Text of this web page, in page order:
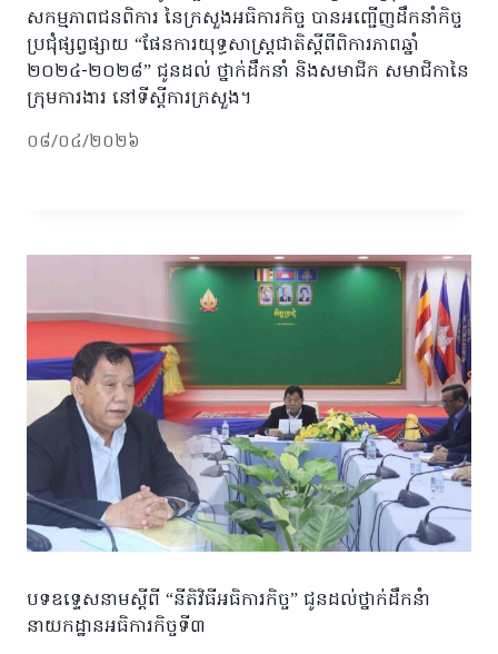
សកម្មភាពជនពិការ នៃក្រសួងអធិការកិច្ច បានអញ្ជើញដឹកនាំកិច្ច
ប្រជុំផ្សព្វផ្សាយ “ផែនការយុទ្ធសាស្ត្រជាតិស្តីពីពិការភាពឆ្នាំ
២០២៤-២០២៨” ជូនដល់ ថ្នាក់ដឹកនាំ និងសមាជិក សមាជិកានៃ
ក្រុមការងារ នៅទីស្តីការក្រសួង។
០៨/០៤/២០២៦
បទឧទ្ទេសនាមស្ដីពី “នីតិវិធីអធិការកិច្ច” ជូនដល់ថ្នាក់ដឹកនំា
នាយកដ្ឋានអធិការកិច្ចទី៣